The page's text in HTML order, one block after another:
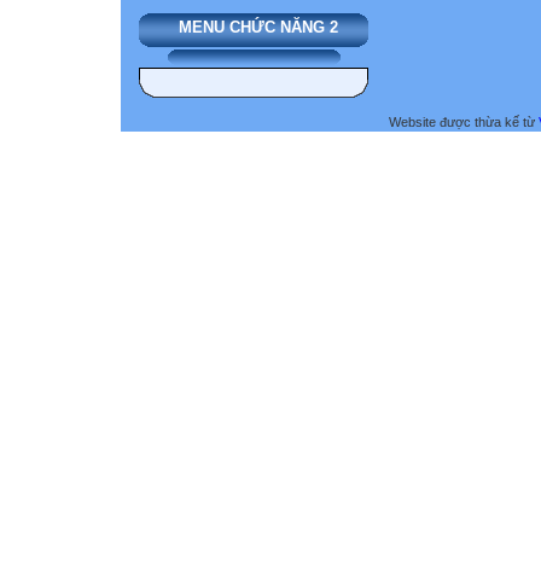
MENU CHỨC NĂNG 2
Website được thừa kế từ